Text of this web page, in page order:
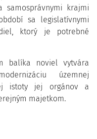
krajmi
sa legislatívnymi
ktorý je potrebné
balíka noviel vytvára
územnej
istoty jej orgánov a
majetkom.